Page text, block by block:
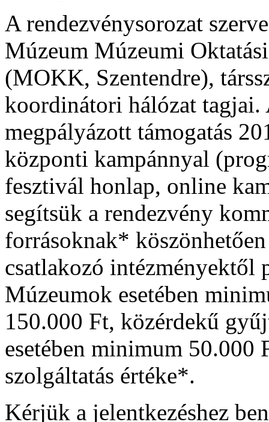
A rendezvénysorozat
Múzeum Múzeumi
(MOKK, Szentendre),
koordinátori hálózat
megpályázott támogatás
központi kampánnyal
fesztivál honlap, online
segítsük a rendezvény
forrásoknak*
csatlakozó intézményektől
Múzeumok esetében
150.000 Ft, közérdekű
esetében minimum 50.000
szolgáltatás értéke*.
Kérjük a jelentkezéshez